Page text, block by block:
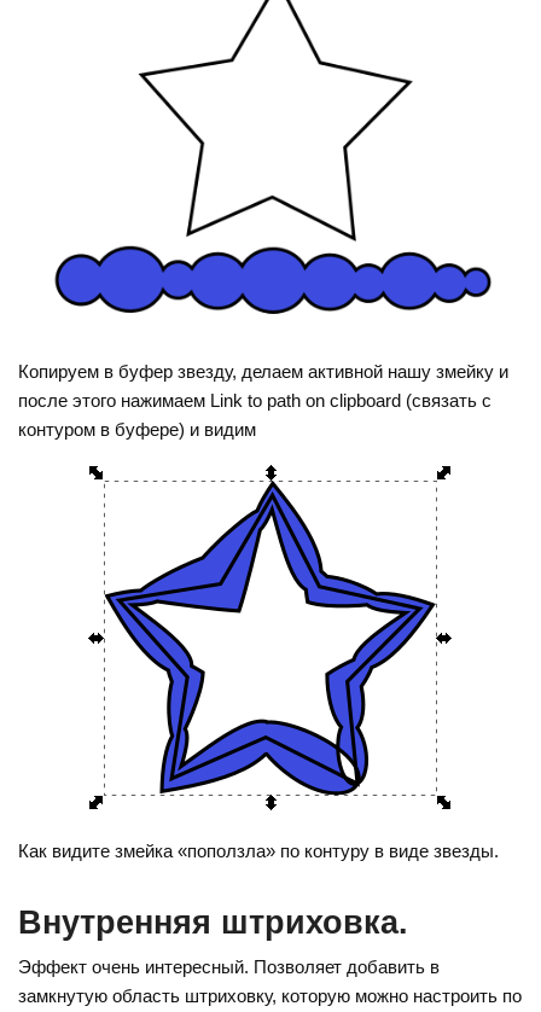
Копируем в буфер звезду, делаем активной нашу змейку и
после этого нажимаем Link to path on clipboard (связать с
контуром в буфере) и видим
Как видите змейка «поползла» по контуру в виде звезды.
Внутренняя штриховка.
Эффект очень интересный. Позволяет добавить в
замкнутую область штриховку, которую можно настроить по